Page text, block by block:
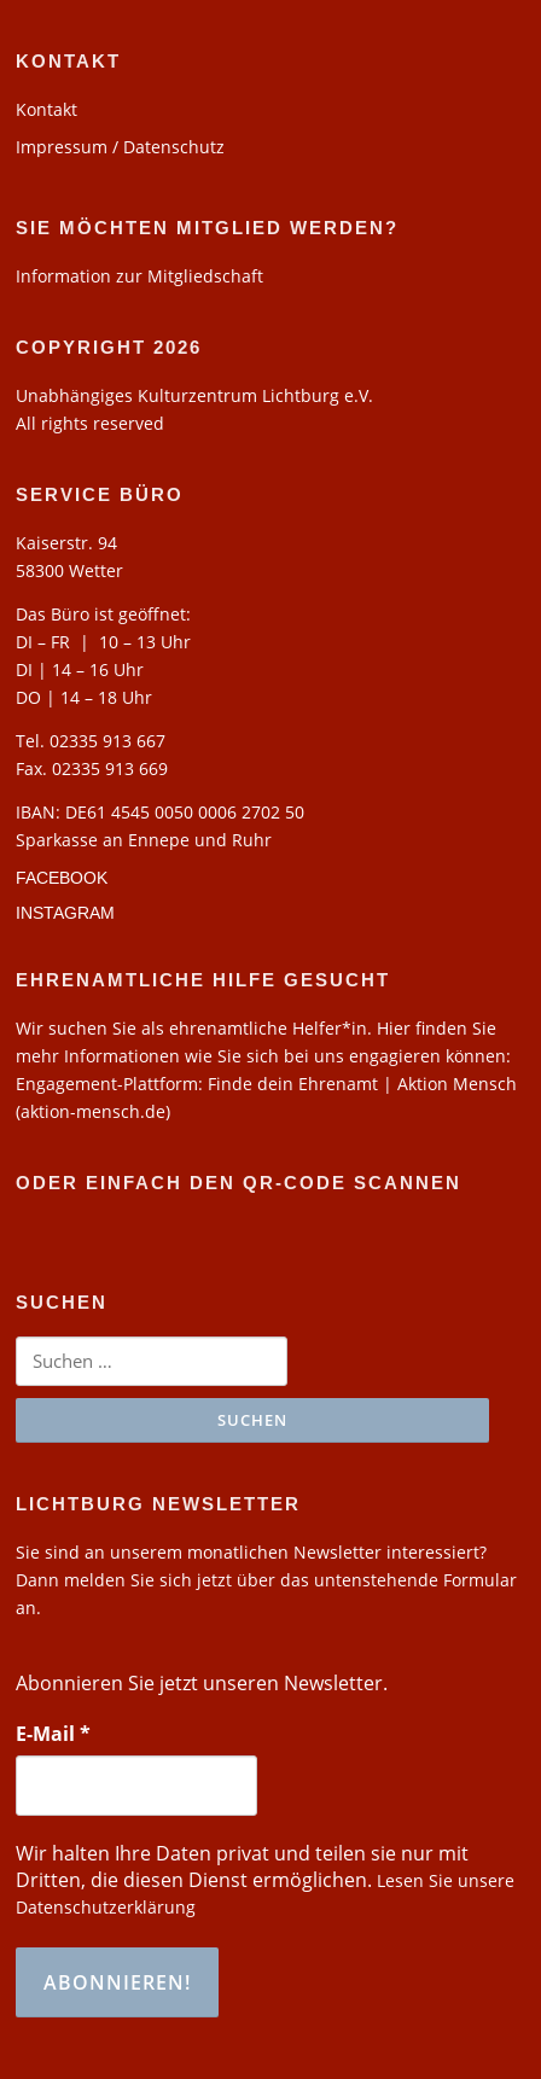
KONTAKT
Kontakt
Impressum / Datenschutz
SIE MÖCHTEN MITGLIED WERDEN?
Information zur Mitgliedschaft
COPYRIGHT 2026
Unabhängiges Kulturzentrum Lichtburg e.V.
All rights reserved
SERVICE BÜRO
Kaiserstr. 94
58300 Wetter
Das Büro ist geöffnet:
DI – FR | 10 – 13 Uhr
DI | 14 – 16 Uhr
DO | 14 – 18 Uhr
Tel. 02335 913 667
Fax. 02335 913 669
IBAN: DE61 4545 0050 0006 2702 50
Sparkasse an Ennepe und Ruhr
FACEBOOK
INSTAGRAM
EHRENAMTLICHE HILFE GESUCHT
Wir suchen Sie als ehrenamtliche Helfer*in. Hier finden Sie
mehr Informationen wie Sie sich bei uns engagieren können:
Engagement-Plattform: Finde dein Ehrenamt | Aktion Mensch
(aktion-mensch.de)
ODER EINFACH DEN QR-CODE SCANNEN
SUCHEN
Suchen
LICHTBURG NEWSLETTER
Sie sind an unserem monatlichen Newsletter interessiert?
Dann melden Sie sich jetzt über das untenstehende Formular
an.
Abonnieren Sie jetzt unseren Newsletter.
E-Mail*
Wir halten Ihre Daten privat und teilen sie nur mit
Dritten, die diesen Dienst ermöglichen. Lesen Sie unsere
Datenschutzerklärung